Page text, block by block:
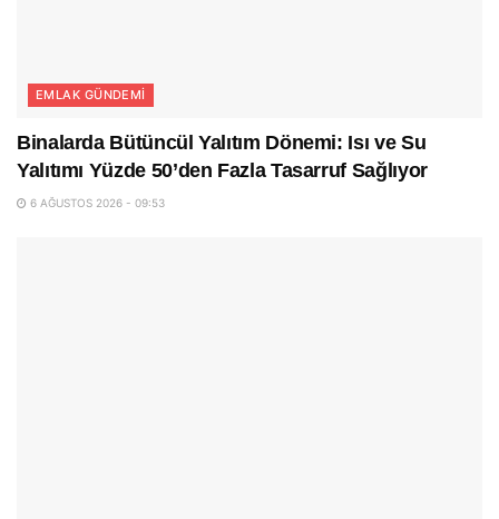
EMLAK GÜNDEMI
Binalarda Bütüncül Yalıtım Dönemi: Isı ve Su
Yalıtımı Yüzde 50’den Fazla Tasarruf Sağlıyor
6 AĞUSTOS 2026 - 09:53